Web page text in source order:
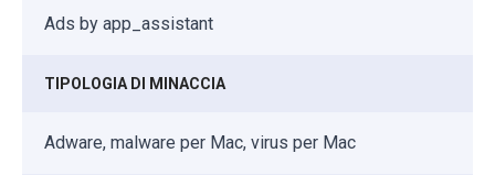
Ads by app_assistant
TIPOLOGIA DI MINACCIA
Adware, malware per Mac, virus per Mac